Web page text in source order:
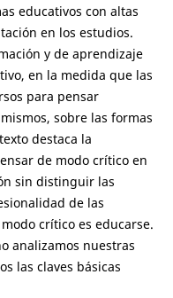
educativos con altas
en los estudios.
y de aprendizaje
en la medida que las
para pensar
sobre las formas
destaca la
de modo crítico en
sin distinguir las
de las
crítico es educarse.
analizamos nuestras
las claves básicas